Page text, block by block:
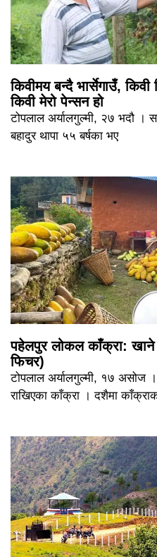
किवीमय बन्दै भार्सेगाउँ,
किवी मेरो पेन्सन हो
टोपलाल अर्यालगुल्मी, २७ भदौ ।
बहादुर थापा ५५ बर्षका भए
पहेलपुर लोकल काँक्रा: खाने
फिचर)
टोपलाल अर्यालगुल्मी, १७ असोज ।
राखिएका काँक्रा । दशैमा